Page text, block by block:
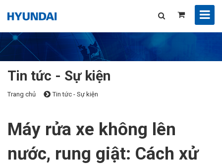
Tin tức - Sự kiện
Trang chủ Tin tức - Sự kiện
Máy rửa xe không lên
nước, rung giật: Cách xử